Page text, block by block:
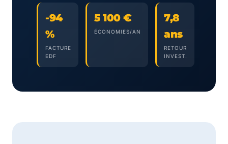
-94
%
FACTURE
EDF
5 100 €
ÉCONOMIES/AN
7,8
ans
RETOUR
INVEST.